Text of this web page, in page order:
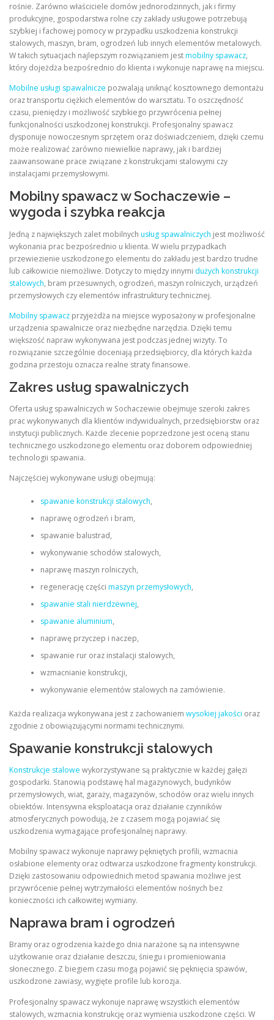
rośnie. Zarówno właściciele domów jednorodzinnych, jak i firmy
produkcyjne, gospodarstwa rolne czy zakłady usługowe potrzebują
szybkiej i fachowej pomocy w przypadku uszkodzenia konstrukcji
stalowych, maszyn, bram, ogrodzeń lub innych elementów metalowych.
W takich sytuacjach najlepszym rozwiązaniem jestmobilny spawacz,
który dojeżdża bezpośrednio do klienta i wykonuje naprawę na miejscu.
Mobilne usługi spawalnicze pozwalają uniknąć kosztownego demontażu
oraz transportu ciężkich elementów do warsztatu. To oszczędność
czasu, pieniędzy i możliwość szybkiego przywrócenia pełnej
funkcjonalności uszkodzonej konstrukcji. Profesjonalny spawacz
dysponuje nowoczesnym sprzętem oraz doświadczeniem, dzięki czemu
może realizować zarówno niewielkie naprawy, jak i bardziej
zaawansowane prace związane z konstrukcjami stalowymi czy
instalacjami przemysłowymi.
Mobilny spawacz w Sochaczewie –
wygoda i szybka reakcja
Jedną z największych zalet mobilnych usług spawalniczych jest możliwość
wykonania prac bezpośrednio u klienta. W wielu przypadkach
przewiezienie uszkodzonego elementu do zakładu jest bardzo trudne
lub całkowicie niemożliwe. Dotyczy to między innymi dużych konstrukcji
stalowych, bram przesuwnych, ogrodzeń, maszyn rolniczych, urządzeń
przemysłowych czy elementów infrastruktury technicznej.
Mobilny spawacz przyjeżdża na miejsce wyposażony w profesjonalne
urządzenia spawalnicze oraz niezbędne narzędzia. Dzięki temu
większość napraw wykonywana jest podczas jednej wizyty. To
rozwiązanie szczególnie doceniają przedsiębiorcy, dla których każda
godzina przestoju oznacza realne straty finansowe.
Zakres usług spawalniczych
Oferta usług spawalniczych w Sochaczewie obejmuje szeroki zakres
prac wykonywanych dla klientów indywidualnych, przedsiębiorstw oraz
instytucji publicznych. Każde zlecenie poprzedzone jest oceną stanu
technicznego uszkodzonego elementu oraz doborem odpowiedniej
technologii spawania.
Najczęściej wykonywane usługi obejmują:
spawanie konstrukcji stalowych,
naprawę ogrodzeń i bram,
spawanie balustrad,
wykonywanie schodów stalowych,
naprawę maszyn rolniczych,
regenerację części maszyn przemysłowych,
spawanie stali nierdzewnej,
spawanie aluminium,
naprawę przyczep i naczep,
spawanie rur oraz instalacji stalowych,
wzmacnianie konstrukcji,
wykonywanie elementów stalowych na zamówienie.
Każda realizacja wykonywana jest z zachowaniem wysokiej jakości oraz
zgodnie z obowiązującymi normami technicznymi.
Spawanie konstrukcji stalowych
Konstrukcje stalowe wykorzystywane są praktycznie w każdej gałęzi
gospodarki. Stanowią podstawę hal magazynowych, budynków
przemysłowych, wiat, garaży, magazynów, schodów oraz wielu innych
obiektów. Intensywna eksploatacja oraz działanie czynników
atmosferycznych powodują, że z czasem mogą pojawiać się
uszkodzenia wymagające profesjonalnej naprawy.
Mobilny spawacz wykonuje naprawy pękniętych profili, wzmacnia
osłabione elementy oraz odtwarza uszkodzone fragmenty konstrukcji.
Dzięki zastosowaniu odpowiednich metod spawania możliwe jest
przywrócenie pełnej wytrzymałości elementów nośnych bez
konieczności ich całkowitej wymiany.
Naprawa bram i ogrodzeń
Bramy oraz ogrodzenia każdego dnia narażone są na intensywne
użytkowanie oraz działanie deszczu, śniegu i promieniowania
słonecznego. Z biegiem czasu mogą pojawić się pęknięcia spawów,
uszkodzone zawiasy, wygięte profile lub korozja.
Profesjonalny spawacz wykonuje naprawę wszystkich elementów
stalowych, wzmacnia konstrukcję oraz wymienia uszkodzone części. W